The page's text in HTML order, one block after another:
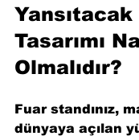
Yansıtacak
Tasarımı
Olmalıdır?
Fuar standınız,
dünyaya açılan